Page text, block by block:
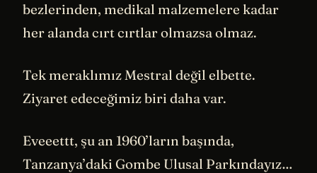
bezlerinden, medikal malzemelere kadar
her alanda cırt cırtlar olmazsa olmaz.
Tek meraklımız Mestral değil elbette.
Ziyaret edeceğimiz biri daha var.
Eveeettt, şu an 1960’ların başında,
Tanzanya’daki Gombe Ulusal Parkındayız…